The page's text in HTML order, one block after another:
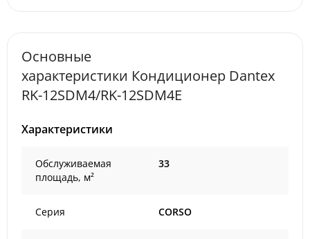
Основные
характеристики Кондиционер Dantex
RK-12SDM4/RK-12SDM4E
Характеристики
Обслуживаемая
площадь, м²
33
Серия CORSO